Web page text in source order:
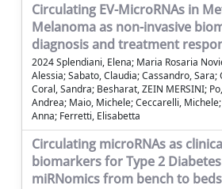
Circulating EV-MicroRNAs in
Melanoma as non-invasive
diagnosis and treatment
2024 Splendiani, Elena; Maria Rosaria
Alessia; Sabato, Claudia; Cassandro, Sara;
Coral, Sandra; Besharat, ZEIN MERSINI;
Andrea; Maio, Michele; Ceccarelli,
Anna; Ferretti, Elisabetta
Circulating microRNAs as
biomarkers for Type 2
miRNomics from bench to